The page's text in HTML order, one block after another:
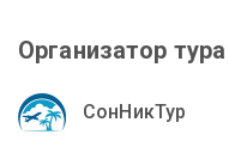
Организатор тура
СонНикТур